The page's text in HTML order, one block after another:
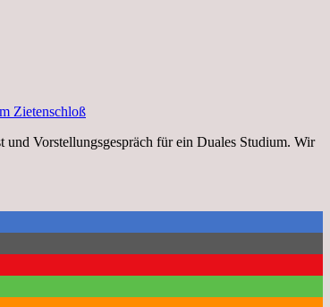
Zietenschloß
und Vorstellungsgespräch für ein Duales Studium. Wir